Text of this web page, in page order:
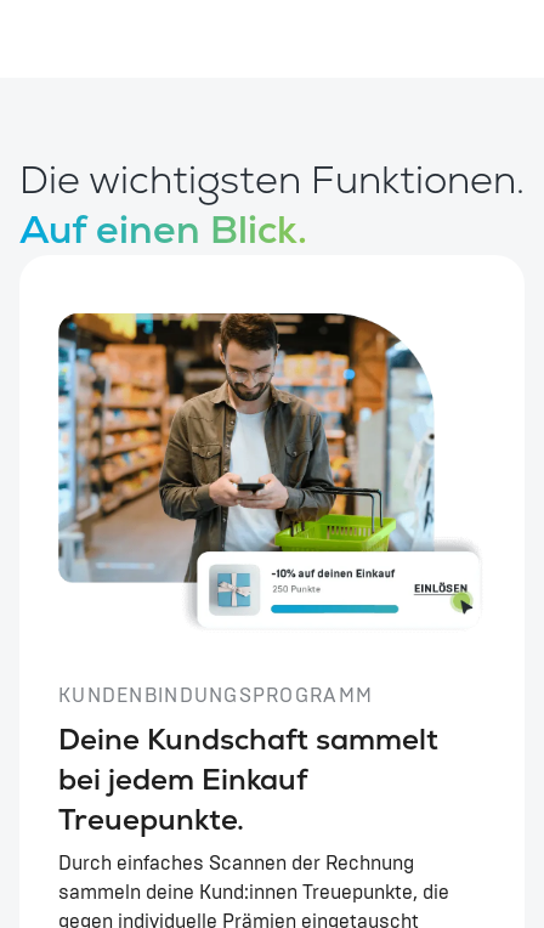
Die wichtigsten Funktionen.
Auf einen Blick.
KUNDENBINDUNGSPROGRAMM
Deine Kundschaft sammelt
bei jedem Einkauf
Treuepunkte.
Durch einfaches Scannen der Rechnung
sammeln deine Kund:innen Treuepunkte, die
gegen individuelle Prämien eingetauscht